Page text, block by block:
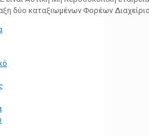
δύο καταξιωμένων Φορέων